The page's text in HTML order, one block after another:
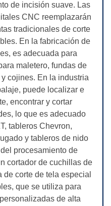
de incisión suave. Las
CNC reemplazarán
tradicionales de corte
En la fabricación de
es adecuada para
maletero, fundas de
cojines. En la industria
puede localizar e
encontrar y cortar
lo que es adecuado
tableros Chevron,
y tableros de nido
procesamiento de
cortador de cuchillas de
corte de tela especial
que se utiliza para
de alta